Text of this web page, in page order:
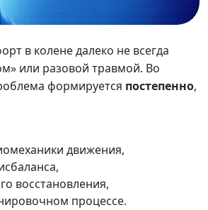
в колене далеко не всегда
или разовой травмой. Во
формируется постепенно,
движения,
восстановления,
процессе.